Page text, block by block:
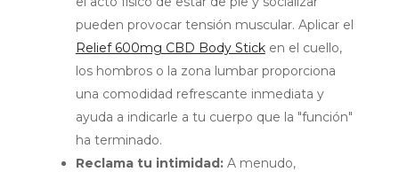
pueden provocar tensión muscular. Aplicar el
Relief 600mg CBD Body Sticken el cuello,
los hombros o la zona lumbar proporciona
una comodidad refrescante inmediata y
ayuda a indicarle a tu cuerpo que la "función"
ha terminado.
Reclama tu intimidad:A menudo,